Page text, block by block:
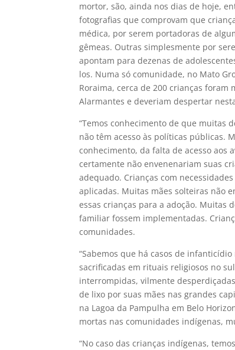
mortor, são, ainda nos dias de hoje,
fotografias que comprovam que
médica, por serem portadoras de
gêmeas. Outras simplesmente por
apontam para dezenas de
los. Numa só comunidade, no Mato
Roraima, cerca de 200 crianças foram
Alarmantes e deveriam despertar
“Temos conhecimento de que muitas
não têm acesso às políticas públicas.
conhecimento, da falta de acesso aos
certamente não envenenariam suas
adequado. Crianças com
aplicadas. Muitas mães solteiras não
essas crianças para a adoção. Muitas
familiar fossem implementadas.
comunidades.
“Sabemos que há casos de
sacrificadas em rituais religiosos no
interrompidas, vilmente
de lixo por suas mães nas grandes
na Lagoa da Pampulha em Belo
mortas nas comunidades indígenas,
“No caso das crianças indígenas,